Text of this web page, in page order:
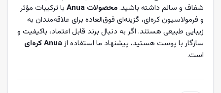
شفاف و سالم داشته باشید.محصولات Anua
با ترکیبات مؤثر
و فرمولاسیون کره‌ای، گزینه‌ای فوق‌العاده برای علاقه‌مندان به
زیبایی طبیعی هستند. اگر به دنبال برند قابل اعتماد، باکیفیت و
سازگار با پوست هستید، پیشنهاد ما استفاده ازAnua کره‌ای
است.